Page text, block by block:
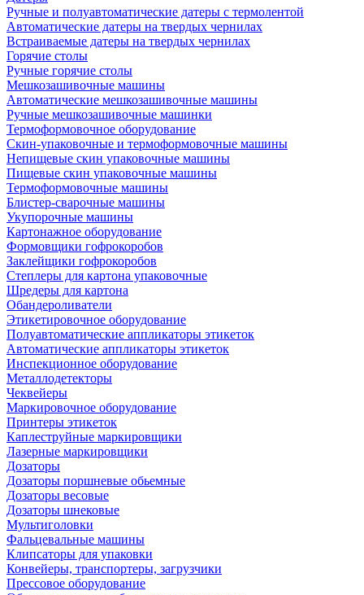
Ручные и полуавтоматические датеры с термолентой
Автоматические датеры на твердых чернилах
Встраиваемые датеры на твердых чернилах
Горячие столы
Ручные горячие столы
Мешкозашивочные машины
Автоматические мешкозашивочные машины
Ручные мешкозашивочные машинки
Термоформовочное оборудование
Скин-упаковочные и термоформовочные машины
Непищевые скин упаковочные машины
Пищевые скин упаковочные машины
Термоформовочные машины
Блистер-сварочные машины
Укупорочные машины
Картонажное оборудование
Формовщики гофрокоробов
Заклейщики гофрокоробов
Степлеры для картона упаковочные
Шредеры для картона
Обандероливатели
Этикетировочное оборудование
Полуавтоматические аппликаторы этикеток
Автоматические аппликаторы этикеток
Инспекционное оборудование
Металлодетекторы
Чеквейеры
Маркировочное оборудование
Принтеры этикеток
Каплеструйные маркировщики
Лазерные маркировщики
Дозаторы
Дозаторы поршневые обьемные
Дозаторы весовые
Дозаторы шнековые
Мультиголовки
Фальцевальные машины
Клипсаторы для упаковки
Конвейеры, транспортеры, загрузчики
Прессовое оборудование